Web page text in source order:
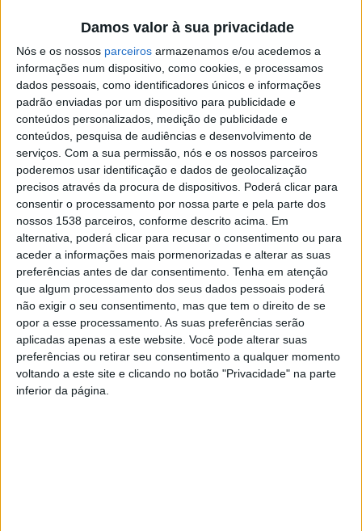
Damos valor à sua privacidade
Nós e os nossos parceiros armazenamos e/ou acedemos a
informações num dispositivo, como cookies, e processamos
dados pessoais, como identificadores únicos e informações
padrão enviadas por um dispositivo para publicidade e
conteúdos personalizados, medição de publicidade e
conteúdos, pesquisa de audiências e desenvolvimento de
serviços. Com a sua permissão, nós e os nossos parceiros
poderemos usar identificação e dados de geolocalização
precisos através da procura de dispositivos. Poderá clicar para
consentir o processamento por nossa parte e pela parte dos
nossos 1538 parceiros, conforme descrito acima. Em
alternativa, poderá clicar para recusar o consentimento ou para
aceder a informações mais pormenorizadas e alterar as suas
preferências antes de dar consentimento. Tenha em atenção
que algum processamento dos seus dados pessoais poderá
não exigir o seu consentimento, mas que tem o direito de se
opor a esse processamento. As suas preferências serão
aplicadas apenas a este website. Você pode alterar suas
preferências ou retirar seu consentimento a qualquer momento
voltando a este site e clicando no botão "Privacidade" na parte
inferior da página.
O cantor – que lançou recentemente a música “1986” –
apresentará em palco os seus incontornáveis sucessos
a solo. Filho de pais cabo-verdianos, nasceu em Angola,
mas vive em Portugal desde pequeno. Carlão, também
conhecido por Pacman, foi uma das figuras centrais do
projeto Da Weasel, uma banda de referência no
panorama musical da música portuguesa. Os bilhetes
para o espetáculo podem ser adquiridos na Ticketline
https://ticketline.sapo.pt/en/evento/carlao-em-
concerto-63397) pelo preço de cinco euros.
Município de Fafe apresenta
programa comemorativo do
Fafe Natal 2024 traz luz e